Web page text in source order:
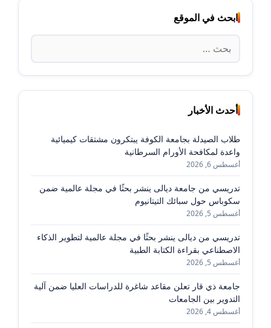
ابحث في الموقع
البحث
عن:
أحدث الأخبار
طلاب الصيدلة بجامعة الكوفة يبتكرون مشتقات كيميائية
واعدة لمكافحة الأورام السرطانية
أغسطس 6, 2026
تدريسي من جامعة ديالى ينشر بحثًا في مجلة عالمية ضمن
سكوباس حول سبائك التيتانيوم
أغسطس 5, 2026
تدريسي من ديالى ينشر بحثًا في مجلة عالمية لتطوير الذكاء
الاصطناعي بقراءة الكتابة الطبية
أغسطس 5, 2026
جامعة ذي قار تعلن مقاعد شاغرة للدراسات العليا ضمن آلية
التدوير بين الجامعات
أغسطس 4, 2026